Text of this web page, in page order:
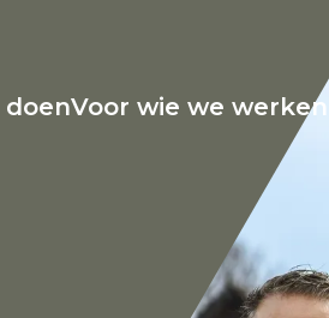
Voor wie we werken